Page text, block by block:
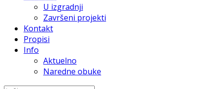
U izgradnji
Završeni projekti
Kontakt
Propisi
Info
Aktuelno
Naredne obuke